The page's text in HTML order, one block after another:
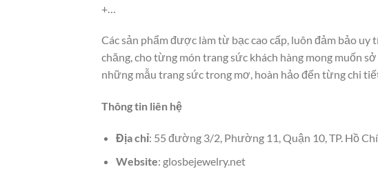
+…
Các sản phẩm được làm từ bạc cao cấp, luôn đảm bảo
chăng, cho từng món trang sức khách hàng mong muốn
những mẫu trang sức trong mơ, hoàn hảo đến từng chi
Thông tin liên hệ
Địa chỉ: 55 đường 3/2, Phường 11, Quận 10, TP. Hồ
Website: glosbejewelry.net